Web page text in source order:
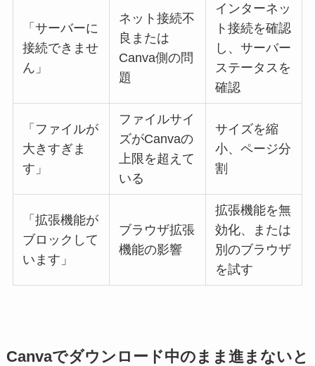
「サーバーに
接続できませ
ん」
ネット接続不
良または
Canva側の問
題
インターネッ
ト接続を確認
し、サーバー
ステータスを
確認
「ファイルが
大きすぎま
す」
ファイルサイ
ズがCanvaの
上限を超えて
いる
サイズを縮
小、ページ分
割
「拡張機能が
ブロックして
います」
ブラウザ拡張
機能の影響
拡張機能を無
効化、または
別のブラウザ
を試す
Canvaでダウンロード中のまま進まないと